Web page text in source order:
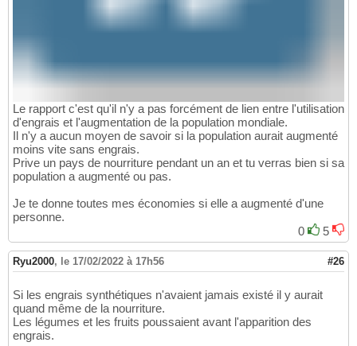
Le rapport c'est qu'il n'y a pas forcément de lien entre l'utilisation
d'engrais et l'augmentation de la population mondiale.
Il n'y a aucun moyen de savoir si la population aurait augmenté
moins vite sans engrais.
Prive un pays de nourriture pendant un an et tu verras bien si sa
population a augmenté ou pas.
Je te donne toutes mes économies si elle a augmenté d'une
personne.
0
5
Ryu2000, le 17/02/2022 à 17h56 #26
Si les engrais synthétiques n'avaient jamais existé il y aurait
quand même de la nourriture.
Les légumes et les fruits poussaient avant l'apparition des
engrais.